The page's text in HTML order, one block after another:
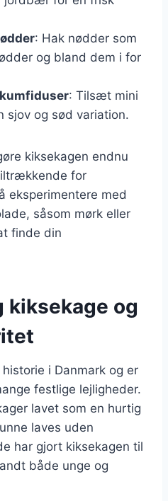
: Hak nødder som
og bland dem i for
: Tilsæt mini
sjov og sød variation.
kiksekagen endnu
for
eksperimentere med
såsom mørk eller
finde din
kiksekage og
i Danmark og er
festlige lejligheder.
lavet som en hurtig
laves uden
har gjort kiksekagen til
både unge og